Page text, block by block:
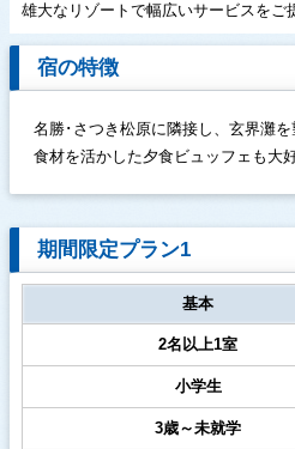
雄大なリゾートで幅広いサービスをご
宿の特徴
名勝･さつき松原に隣接し、玄界灘
食材を活かした夕食ビュッフェも大
期間限定プラン1
基本
2名以上1室
小学生
3歳～未就学